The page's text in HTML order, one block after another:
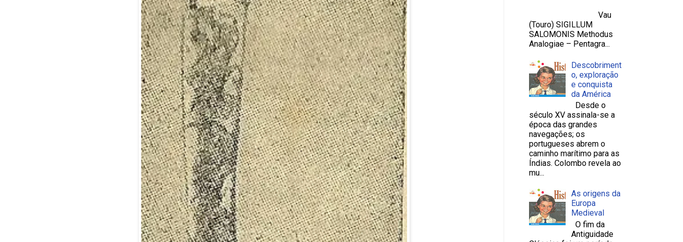
Vau
(Touro) SIGILLUM
SALOMONIS Methodus
Analogiae – Pentagra...
Descobriment
o, exploração
e conquista
da América
Desde o
século XV assinala-se a
época das grandes
navegações; os
portugueses abrem o
caminho marítimo para as
Índias. Colombo revela ao
mu...
As origens da
Europa
Medieval
O fim da
Antiguidade